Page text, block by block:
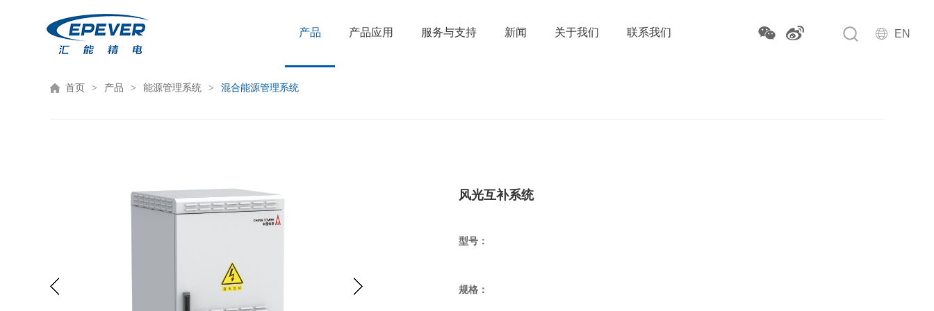
EN
产品 产品应用 服务与支持 新闻 关于我们 联系我们
首页 产品 能源管理系统 混合能源管理系统
风光互补系统
型号：
规格：